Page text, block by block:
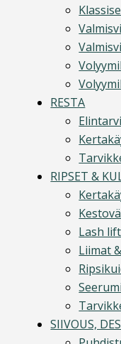
RESTA
RIPSET &
Lash
Liimat
SIIVOUS,